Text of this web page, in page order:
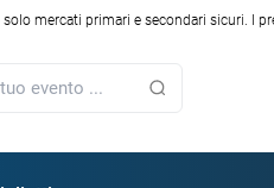
mercati primari e secondari sicuri. I